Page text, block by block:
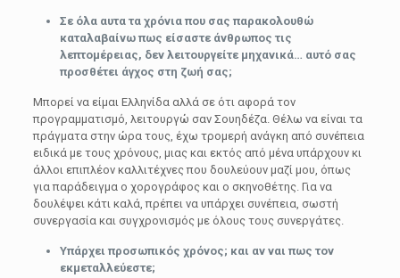
Σε όλα αυτα τα χρόνια που σας παρακολουθώ
καταλαβαίνω πως είσαστε άνθρωπος τις
λεπτομέρειας, δεν λειτουργείτε μηχανικά… αυτό σας
προσθέτει άγχος στη ζωή σας;
Μπορεί να είμαι Ελληνίδα αλλά σε ότι αφορά τον
προγραμματισμό, λειτουργώ σαν Σουηδέζα. Θέλω να είναι τα
πράγματα στην ώρα τους, έχω τρομερή ανάγκη από συνέπεια
ειδικά με τους χρόνους, μιας και εκτός από μένα υπάρχουν κι
άλλοι επιπλέον καλλιτέχνες που δουλεύουν μαζί μου, όπως
για παράδειγμα ο χορογράφος και ο σκηνοθέτης. Για να
δουλέψει κάτι καλά, πρέπει να υπάρχει συνέπεια, σωστή
συνεργασία και συγχρονισμός με όλους τους συνεργάτες.
Υπάρχει προσωπικός χρόνος; και αν ναι πως τον
εκμεταλλεύεστε;